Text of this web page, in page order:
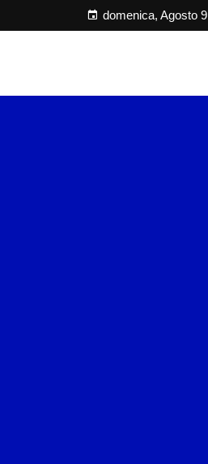
domenica, Agosto 9